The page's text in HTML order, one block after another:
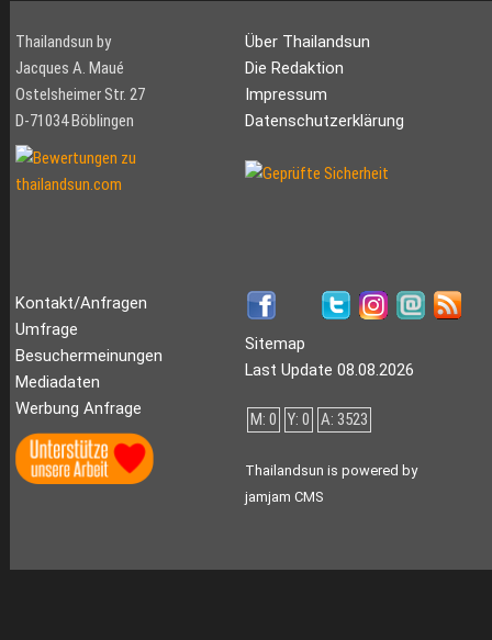
Thailandsun by
Jacques A. Maué
Ostelsheimer Str. 27
D-71034 Böblingen
Über Thailandsun
Die Redaktion
Impressum
Datenschutzerklärung
Kontakt/Anfragen
Umfrage
Besuchermeinungen
Mediadaten
Werbung Anfrage
Sitemap
Last Update 08.08.2026
M: 0 Y: 0 A: 3523
Thailandsun is powered by
jamjam CMS